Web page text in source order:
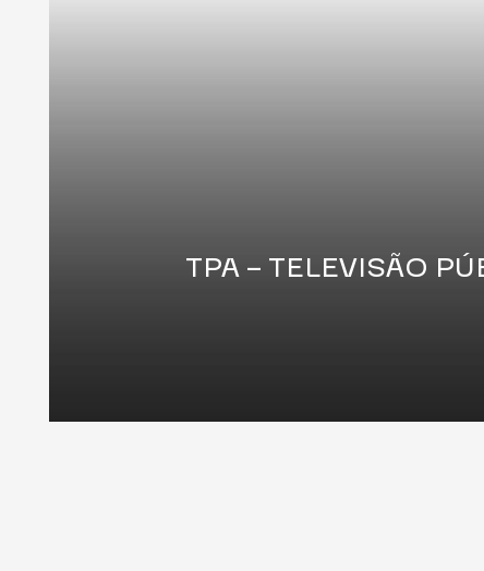
TPA – TELEVISÃO